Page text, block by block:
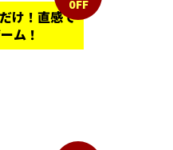
け！直感で
ム！
0FF